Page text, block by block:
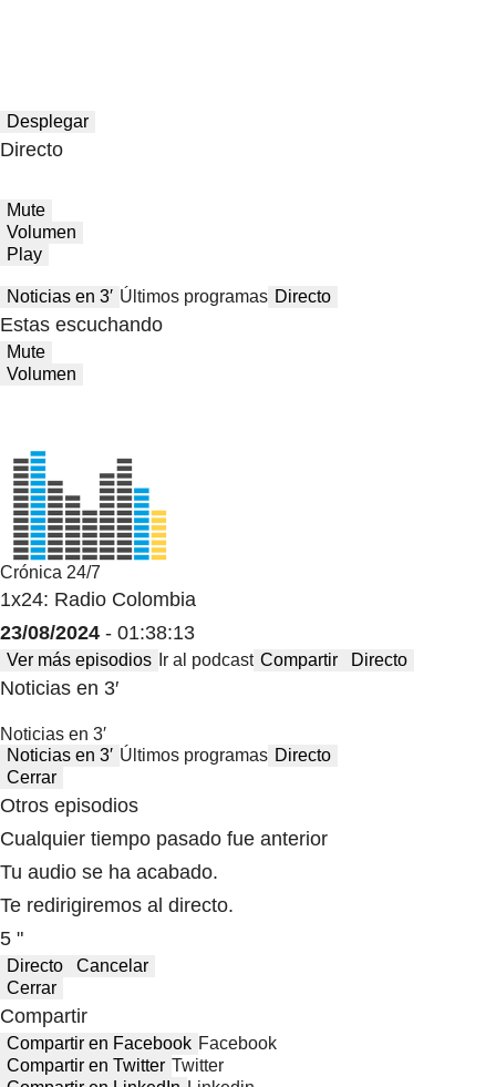
Desplegar
Directo
Mute
Volumen
Play
Noticias en 3′ Últimos programas Directo
Estas escuchando
Mute
Volumen
Crónica 24/7
1x24: Radio Colombia
23/08/2024 - 01:38:13
Ver más episodios Ir al podcast Compartir Directo
Noticias en 3′
Noticias en 3′
Noticias en 3′ Últimos programas Directo
Cerrar
Otros episodios
Cualquier tiempo pasado fue anterior
Tu audio se ha acabado.
Te redirigiremos al directo.
5 "
Directo
Cancelar
Cerrar
Compartir
Compartir en Facebook Facebook
Compartir en Twitter Twitter